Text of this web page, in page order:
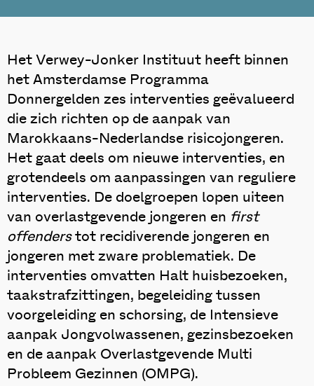
Het Verwey-Jonker Instituut heeft binnen
het Amsterdamse Programma
Donnergelden zes interventies geëvalueerd
die zich richten op de aanpak van
Marokkaans-Nederlandse risicojongeren.
Het gaat deels om nieuwe interventies, en
grotendeels om aanpassingen van reguliere
interventies. De doelgroepen lopen uiteen
van overlastgevende jongeren en first
offenderstot recidiverende jongeren en
jongeren met zware problematiek. De
interventies omvatten Halt huisbezoeken,
taakstrafzittingen, begeleiding tussen
voorgeleiding en schorsing, de Intensieve
aanpak Jongvolwassenen, gezinsbezoeken
en de aanpak Overlastgevende Multi
Probleem Gezinnen (OMPG).